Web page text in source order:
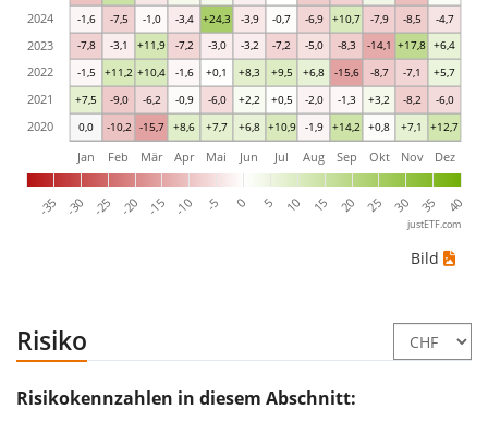
0,0 -10,2 -15,7 +8,6 +7,7 +6,8 +10,9 -1,9 +14,2 +0,8 +7,1 +12,7
+7,5 -9,0 -6,2 -0,9 -6,0 +2,2 +0,5 -2,0 -1,3 +3,2 -8,2 -6,0
-1,5 +11,2 +10,4 -1,6 +0,1 +8,3 +9,5 +6,8 -15,6 -8,7 -7,1 +5,7
-7,8 -3,1 +11,9 -7,2 -3,0 -3,2 -7,2 -5,0 -8,3 -14,1 +17,8 +6,4
-1,6 -7,5 -1,0 -3,4 +24,3 -3,9 -0,7 -6,9 +10,7 -7,9 -8,5 -4,7
-35 -30 -25 -20 -15 -10 -5 0 5 10 15 20 25 30 35 40
Jan Feb Mär Apr Mai Jun Jul Aug Sep Okt Nov Dez
2020
2021
2022
2023
2024
justETF.com
Bild
Risiko
Risikokennzahlen in diesem Abschnitt: